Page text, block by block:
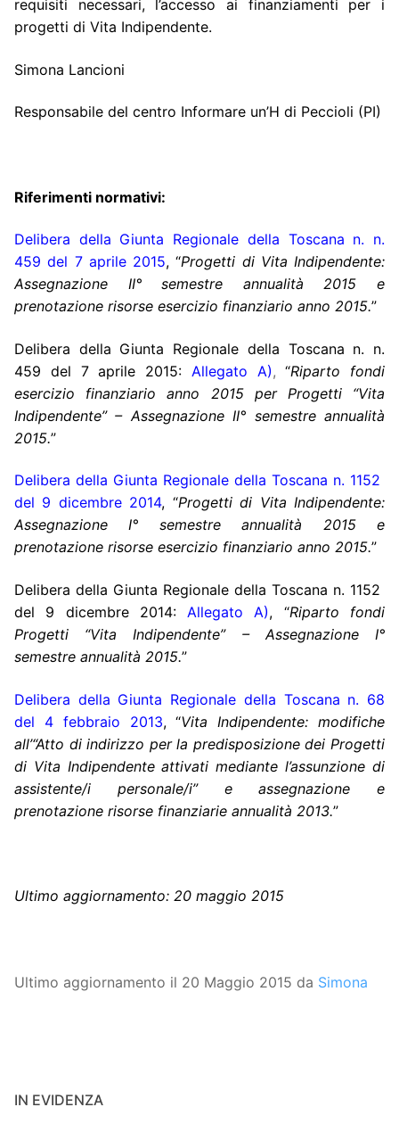
requisiti necessari, l’accesso ai finanziamenti per i
progetti di Vita Indipendente.
Simona Lancioni
Responsabile del centro Informare un’H di Peccioli (PI)
Riferimenti normativi:
Delibera della Giunta Regionale della Toscana n. n.
459 del 7 aprile 2015, “Progetti di Vita Indipendente:
Assegnazione II° semestre annualità 2015 e
prenotazione risorse esercizio finanziario anno 2015.”
Delibera della Giunta Regionale della Toscana n. n.
459 del 7 aprile 2015: Allegato A),“Riparto fondi
esercizio finanziario anno 2015 per Progetti “Vita
Indipendente” – Assegnazione II° semestre annualità
2015.”
Delibera della Giunta Regionale della Toscana n. 1152
del 9 dicembre 2014, “Progetti di Vita Indipendente:
Assegnazione I° semestre annualità 2015 e
prenotazione risorse esercizio finanziario anno 2015.”
Delibera della Giunta Regionale della Toscana n. 1152
del 9 dicembre 2014:
Allegato A), “Riparto fondi
Progetti “Vita Indipendente” – Assegnazione I°
semestre annualità 2015.”
Delibera della Giunta Regionale della Toscana n. 68
del 4 febbraio 2013, “Vita Indipendente: modifiche
all’“Atto di indirizzo per la predisposizione dei Progetti
di Vita Indipendente attivati mediante l’assunzione di
assistente/i personale/i” e assegnazione e
prenotazione risorse finanziarie annualità 2013.”
Ultimo aggiornamento: 20 maggio 2015
Ultimo aggiornamento il 20 Maggio 2015 da Simona
IN EVIDENZA